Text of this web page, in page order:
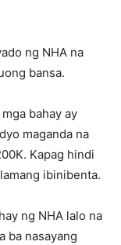
ng NHA na
bansa.
bahay ay
maganda na
Kapag hindi
ibinibenta.
ng NHA lalo na
ba nasayang